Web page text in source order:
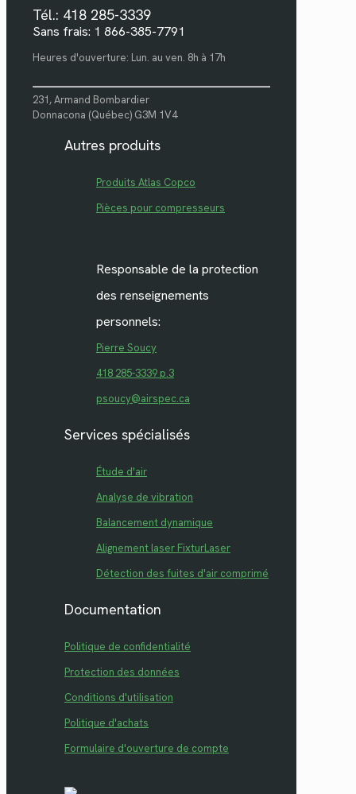
Tél.: 418 285-3339
Sans frais: 1 866-385-7791
Heures d'ouverture: Lun. au ven. 8h à 17h
231, Armand Bombardier
Donnacona (Québec) G3M 1V4
Autres produits
Produits Atlas Copco
Pièces pour compresseurs
Responsable de la protection
des renseignements
personnels:
Pierre Soucy
418 285-3339 p.3
psoucy@airspec.ca
Services spécialisés
Étude d'air
Analyse de vibration
Balancement dynamique
Alignement laser FixturLaser
Détection des fuites d'air comprimé
Documentation
Politique de confidentialité
Protection des données
Conditions d'utilisation
Politique d'achats
Formulaire d'ouverture de compte